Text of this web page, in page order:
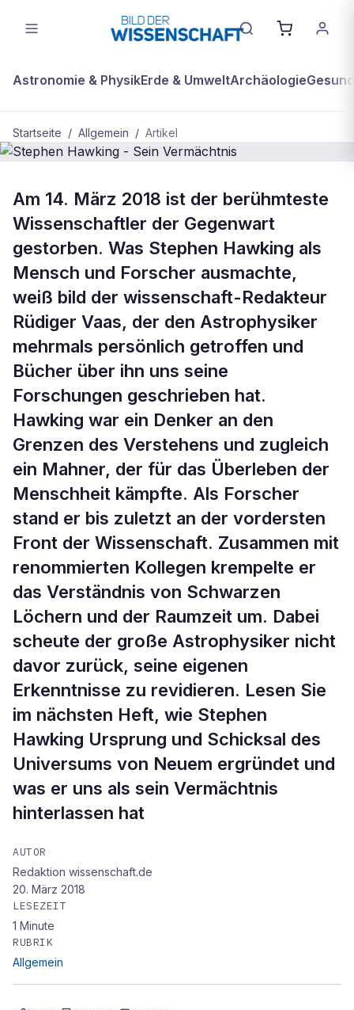
Astronomie & PhysikErde & UmweltArchäologie
Startseite / Allgemein / Artikel
Stephen Hawking - Sein
Vermächtnis
Am 14. März 2018 ist der berühmteste
Wissenschaftler der Gegenwart
gestorben. Was Stephen Hawking als
Mensch und Forscher ausmachte,
weiß bild der wissenschaft-Redakteur
Rüdiger Vaas, der den Astrophysiker
mehrmals persönlich getroffen und
Bücher über ihn uns seine
Forschungen geschrieben hat.
Hawking war ein Denker an den
Grenzen des Verstehens und zugleich
ein Mahner, der für das Überleben der
Menschheit kämpfte. Als Forscher
stand er bis zuletzt an der vordersten
Front der Wissenschaft. Zusammen mit
renommierten Kollegen krempelte er
das Verständnis von Schwarzen
Löchern und der Raumzeit um. Dabei
scheute der große Astrophysiker nicht
davor zurück, seine eigenen
Erkenntnisse zu revidieren. Lesen Sie
im nächsten Heft, wie Stephen
Hawking Ursprung und Schicksal des
Universums von Neuem ergründet und
was er uns als sein Vermächtnis
hinterlassen hat
AUTOR
Redaktion wissenschaft.de
20. März 2018
LESEZEIT
1 Minute
RUBRIK
Allgemein